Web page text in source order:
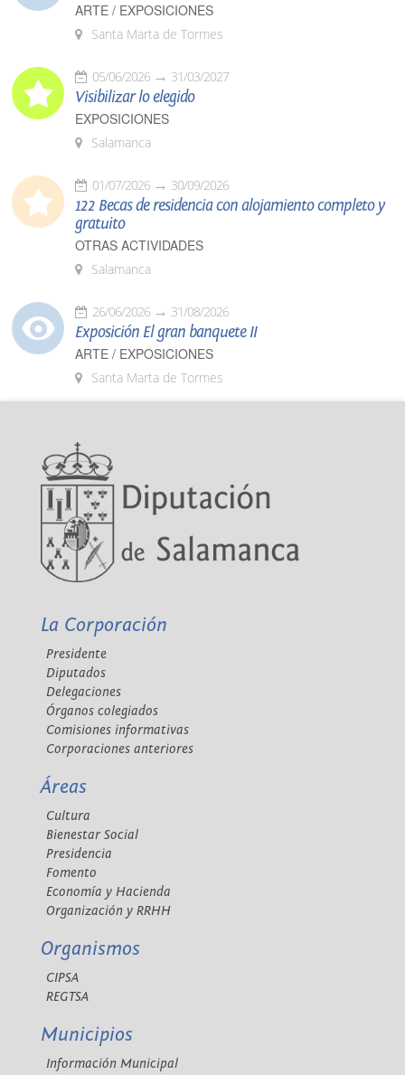
ARTE / EXPOSICIONES
Santa Marta de Tormes
05/06/2026 31/03/2027
Visibilizar lo elegido
EXPOSICIONES
Salamanca
01/07/2026 30/09/2026
122 Becas de residencia con alojamiento completo y
gratuito
OTRAS ACTIVIDADES
Salamanca
26/06/2026 31/08/2026
Exposición El gran banquete II
ARTE / EXPOSICIONES
Santa Marta de Tormes
La Corporación
Presidente
Diputados
Delegaciones
Órganos colegiados
Comisiones informativas
Corporaciones anteriores
Áreas
Cultura
Bienestar Social
Presidencia
Fomento
Economía y Hacienda
Organización y RRHH
Organismos
CIPSA
REGTSA
Municipios
Información Municipal